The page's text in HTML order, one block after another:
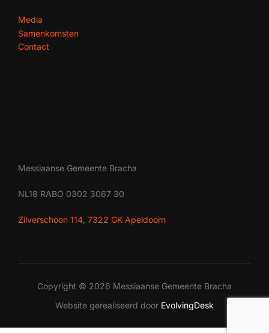
Media
Samenkomsten
Contact
Messiaanse Gemeente Bracha
NL18 RABO 0302 3067 30
Zilverschoon 114, 7322 GK Apeldoorn
Copyright © 2026 Messiaanse Gemeente Bracha
Website gerealiseerd door EvolvingDesk